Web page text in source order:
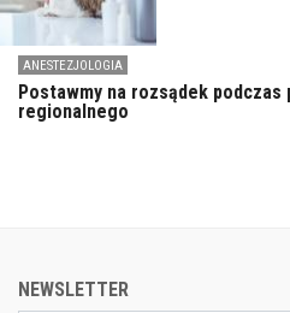
ANESTEZJOLOGIA
Postawmy na rozsądek
regionalnego
NEWSLETTER